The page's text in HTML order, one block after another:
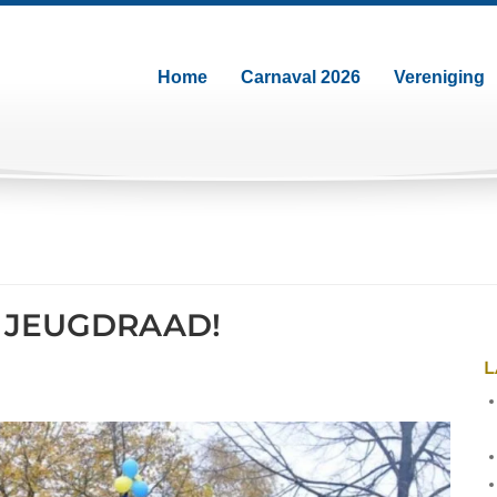
Home Carnaval 2026 Vereniging